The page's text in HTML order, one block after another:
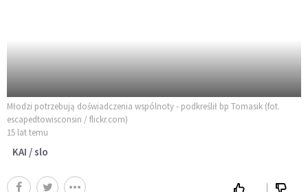
Młodzi potrzebują doświadczenia wspólnoty - podkreślił bp Tomasik (fot.
escapedtowisconsin / flickr.com)
15 lat temu
KAI / slo